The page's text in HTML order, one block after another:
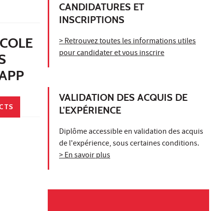
CANDIDATURES ET
INSCRIPTIONS
> Retrouvez toutes les informations utiles
pour candidater et vous inscrire
VALIDATION DES ACQUIS DE
L'EXPÉRIENCE
Diplôme accessible en validation des acquis
de l'expérience, sous certaines conditions.
> En savoir plus